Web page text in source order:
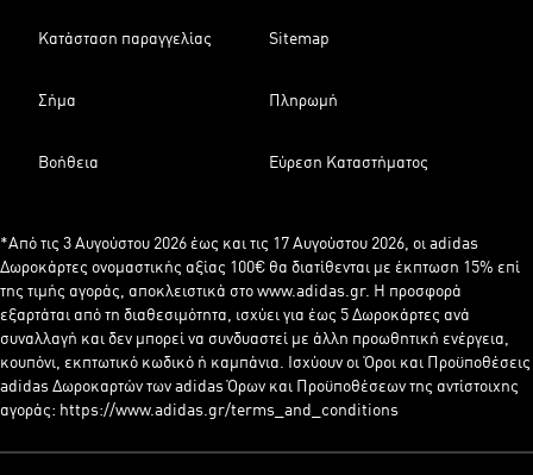
Κατάσταση παραγγελίας Sitemap
Σήμα Πληρωμή
Βοήθεια Εύρεση Καταστήματος
*Από τις 3 Αυγούστου 2026 έως και τις 17 Αυγούστου 2026, οι adidas
Δωροκάρτες ονομαστικής αξίας 100€ θα διατίθενται με έκπτωση 15% επί
της τιμής αγοράς, αποκλειστικά στο www.adidas.gr. Η προσφορά
εξαρτάται από τη διαθεσιμότητα, ισχύει για έως 5 Δωροκάρτες ανά
συναλλαγή και δεν μπορεί να συνδυαστεί με άλλη προωθητική ενέργεια,
κουπόνι, εκπτωτικό κωδικό ή καμπάνια. Ισχύουν οι Όροι και Προϋποθέσεις
adidas Δωροκαρτών των adidas Όρων και Προϋποθέσεων της αντίστοιχης
αγοράς: https://www.adidas.gr/terms_and_conditions